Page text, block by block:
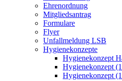
Ehrenordnung
Mitgliedsantrag
Formulare
Flyer
Unfallmeldung LSB
Hygienekonzepte
Hygienekonzept
Hygienekonzept
Hygienekonzept